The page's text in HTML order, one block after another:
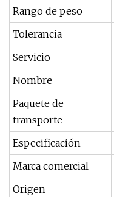
Rango de peso
Tolerancia
Servicio
Nombre
Paquete de
transporte
Especificación
Marca comercial
Origen